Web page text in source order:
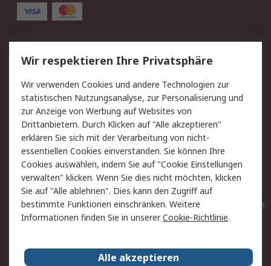
Service
Value Added Services
Lieferlösungen
Rücksendungen
Kontakt
Hilfe
Privatkunden
Rechtliches
AGB
Datenschutz
Cookie-Richtlinie
Zahlungsbedingungen
Copyright/Impressum
Entsorgung
Elektrogeräte/Batterien
RS weltweit
Wir respektieren Ihre Privatsphäre
Wir verwenden Cookies und andere Technologien zur
statistischen Nutzungsanalyse, zur Personalisierung und
zur Anzeige von Werbung auf Websites von
Drittanbietern. Durch Klicken auf "Alle akzeptieren"
erklären Sie sich mit der Verarbeitung von nicht-
essentiellen Cookies einverstanden. Sie können Ihre
Cookies auswählen, indem Sie auf "Cookie Einstellungen
verwalten" klicken. Wenn Sie dies nicht möchten, klicken
Sie auf "Alle ablehnen". Dies kann den Zugriff auf
bestimmte Funktionen einschränken. Weitere
Informationen finden Sie in unsererCookie-Richtlinie.
Alle akzeptieren